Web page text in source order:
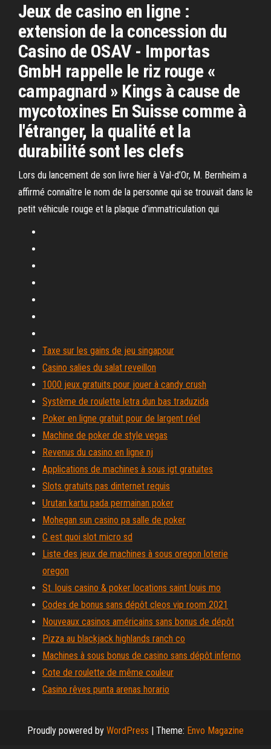
Jeux de casino en ligne :
extension de la concession du
Casino de OSAV - Importas
GmbH rappelle le riz rouge «
campagnard » Kings à cause de
mycotoxines En Suisse comme à
l'étranger, la qualité et la
durabilité sont les clefs
Lors du lancement de son livre hier à Val-d’Or, M. Bernheim a
affirmé connaître le nom de la personne qui se trouvait dans le
petit véhicule rouge et la plaque d’immatriculation qui
Taxe sur les gains de jeu singapour
Casino salies du salat reveillon
1000 jeux gratuits pour jouer à candy crush
Système de roulette letra dun bas traduzida
Poker en ligne gratuit pour de largent réel
Machine de poker de style vegas
Revenus du casino en ligne nj
Applications de machines à sous igt gratuites
Slots gratuits pas dinternet requis
Urutan kartu pada permainan poker
Mohegan sun casino pa salle de poker
C est quoi slot micro sd
Liste des jeux de machines à sous oregon loterie
oregon
St. louis casino & poker locations saint louis mo
Codes de bonus sans dépôt cleos vip room 2021
Nouveaux casinos américains sans bonus de dépôt
Pizza au blackjack highlands ranch co
Machines à sous bonus de casino sans dépôt inferno
Cote de roulette de même couleur
Casino rêves punta arenas horario
Proudly powered by WordPress | Theme: Envo Magazine